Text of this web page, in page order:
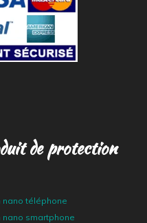
de protection
nano téléphone
smartphone